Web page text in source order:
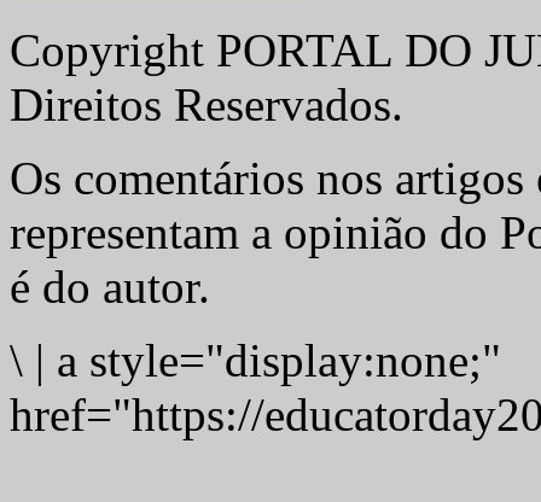
Copyright PORTAL DO
Direitos Reservados.
Os comentários nos artigos
representam a opinião do
é do autor.
\ | a style="display:none;"
href="https://